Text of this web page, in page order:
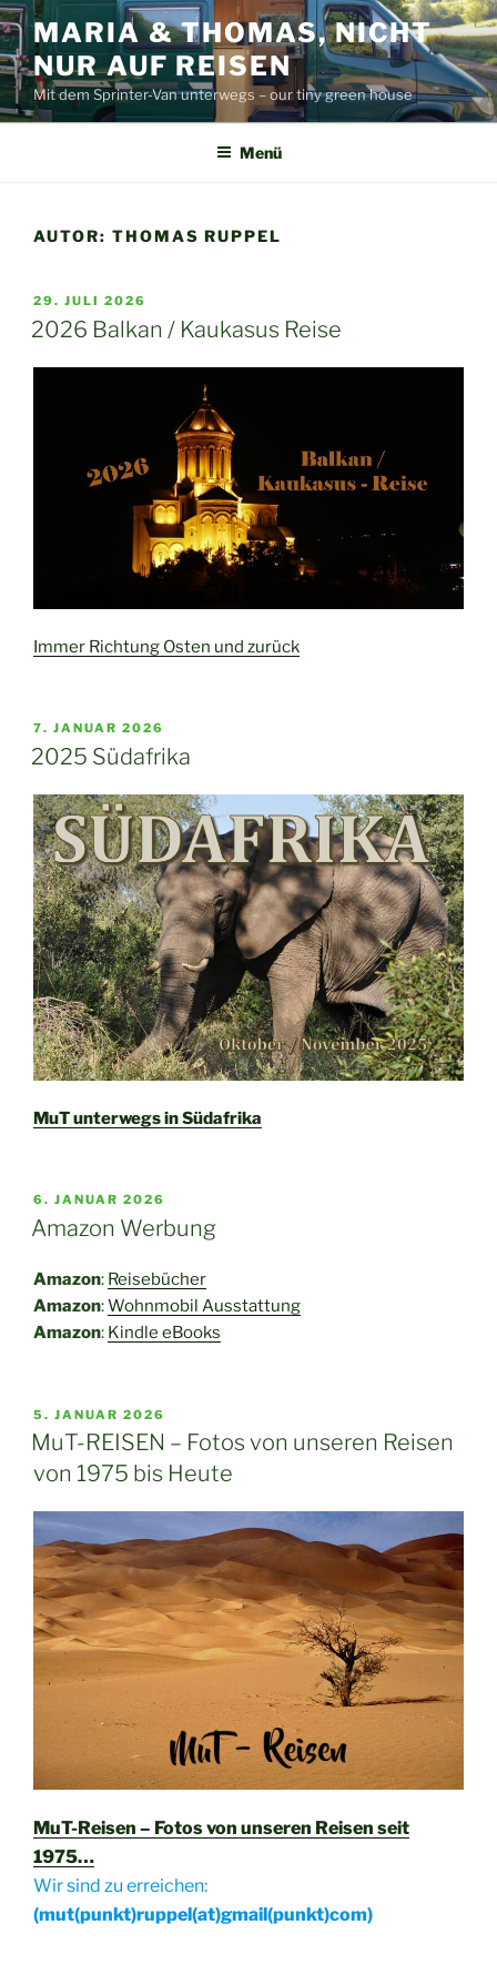
Zum
Inhalt
springen
MARIA & THOMAS, NICHT
NUR AUF REISEN
Mit dem Sprinter-Van unterwegs – our tiny green house
Menü
AUTOR: THOMAS RUPPEL
VERÖFFENTLICHT
AM
29. JULI 2026
2026 Balkan / Kaukasus Reise
Immer Richtung Osten und zurück
VERÖFFENTLICHT
AM
7. JANUAR 2026
2025 Südafrika
MuT unterwegs in Südafrika
VERÖFFENTLICHT
AM
6. JANUAR 2026
Amazon Werbung
Amazon: Reisebücher
Amazon:Wohnmobil Ausstattung
Amazon: Kindle eBooks
VERÖFFENTLICHT
AM
5. JANUAR 2026
MuT-REISEN – Fotos von unseren Reisen
von 1975 bis Heute
MuT-Reisen – Fotos von unseren Reisen seit
1975…
Wir sind zu erreichen:
(mut(punkt)ruppel(at)gmail(punkt)com)